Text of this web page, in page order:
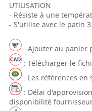
UTILISATION
- Résiste à une
- S'utilise avec le patin
: Ajouter au panier
: Télécharger le
: Les références en
: Délai
disponibilité